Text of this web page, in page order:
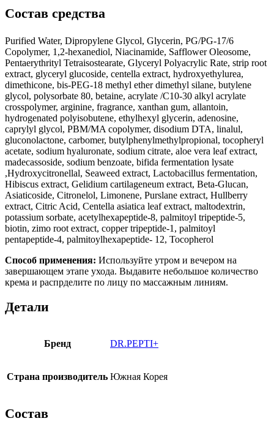
Состав средства
Purified Water, Dipropylene Glycol, Glycerin, PG/PG-17/6
Copolymer, 1,2-hexanediol, Niacinamide, Safflower Oleosome,
Pentaerythrityl Tetraisostearate, Glyceryl Polyacrylic Rate, strip root
extract, glyceryl glucoside, centella extract, hydroxyethylurea,
dimethicone, bis-PEG-18 methyl ether dimethyl silane, butylene
glycol, polysorbate 80, betaine, acrylate /C10-30 alkyl acrylate
crosspolymer, arginine, fragrance, xanthan gum, allantoin,
hydrogenated polyisobutene, ethylhexyl glycerin, adenosine,
caprylyl glycol, PBM/MA copolymer, disodium DTA, linalul,
gluconolactone, carbomer, butylphenylmethylpropional, tocopheryl
acetate, sodium hyaluronate, sodium citrate, aloe vera leaf extract,
madecassoside, sodium benzoate, bifida fermentation lysate
,Hydroxycitronellal, Seaweed extract, Lactobacillus fermentation,
Hibiscus extract, Gelidium cartilageneum extract, Beta-Glucan,
Asiaticoside, Citronelol, Limonene, Purslane extract, Hullberry
extract, Citric Acid, Centella asiatica leaf extract, maltodextrin,
potassium sorbate, acetylhexapeptide-8, palmitoyl tripeptide-5,
biotin, zimo root extract, copper tripeptide-1, palmitoyl
pentapeptide-4, palmitoylhexapeptide- 12, Tocopherol
Способ применения: Используйте утром и вечером на
завершающем этапе ухода. Выдавите небольшое количество
крема и распрделите по лицу по массажным линиям.
Детали
Бренд DR.PEPTI+
Страна производитель Южная Корея
Состав